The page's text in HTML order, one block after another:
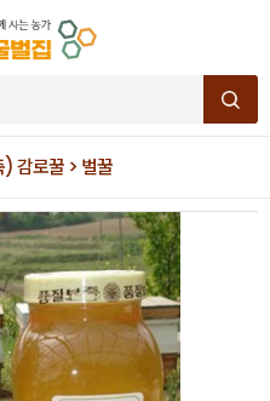
감로꿀 > 벌꿀